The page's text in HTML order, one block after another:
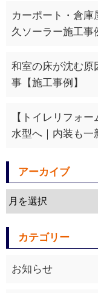
カーポート・倉
久ソーラー施工事
和室の床が沈む原
事【施工事例】
【トイレリフォ
水型へ｜内装も一
アーカイブ
カテゴリー
お知らせ